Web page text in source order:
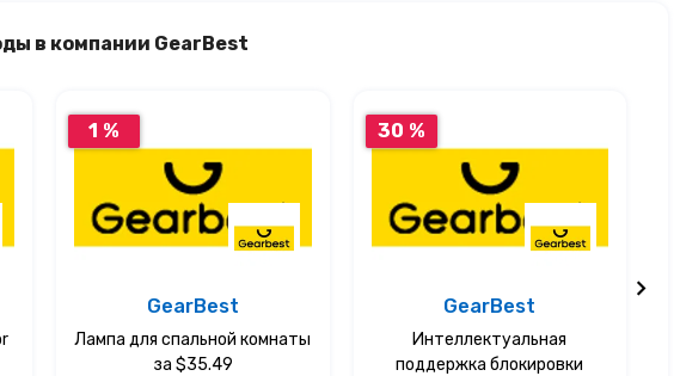
в компании GearBest
1 %
GearBest
Лампа для спальной комнаты
за $35.49
30 %
GearBest
Интеллектуальная
поддержка блокировки